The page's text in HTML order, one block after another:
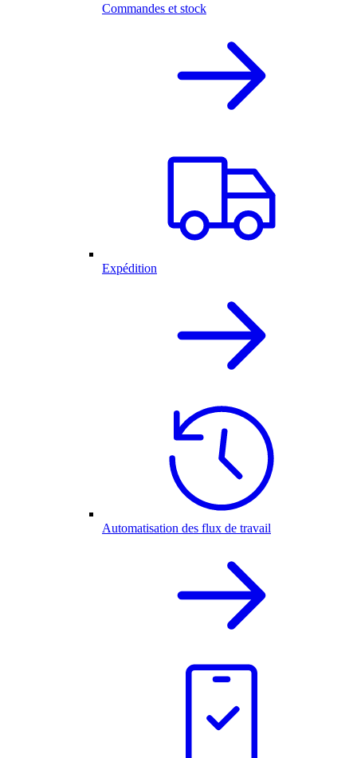
Commandes et stock
Expédition
Automatisation des flux de travail